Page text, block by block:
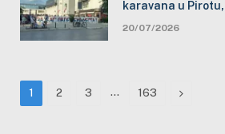
karavana u
20/07/2026
1 2 3 … 163 Next